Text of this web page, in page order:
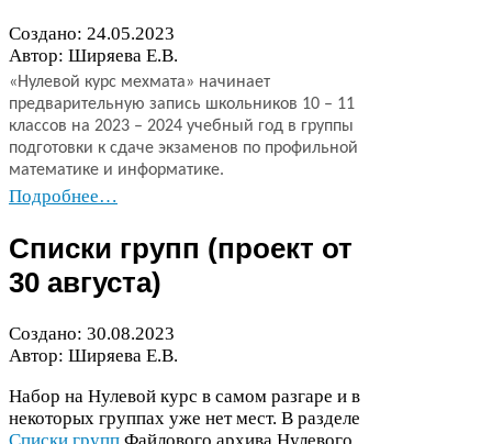
Создано: 24.05.2023
Автор: Ширяева Е.В.
«Нулевой курс мехмата» начинает
предварительную запись школьников 10 – 11
классов на 2023 – 2024 учебный год в группы
подготовки к сдаче экзаменов по профильной
математике и информатике.
Подробнее…
Списки групп (проект от
30 августа)
Создано: 30.08.2023
Автор: Ширяева Е.В.
Набор на Нулевой курс в самом разгаре и в
некоторых группах уже нет мест. В разделе